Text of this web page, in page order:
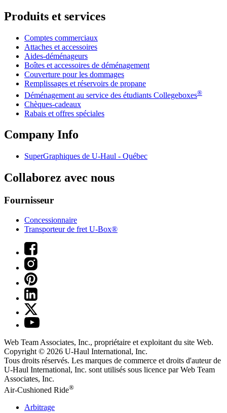
Produits et services
Comptes commerciaux
Attaches et accessoires
Aides-déménageurs
Boîtes et accessoires de déménagement
Couverture pour les dommages
Remplissages et réservoirs de propane
Déménagement au service des étudiants Collegeboxes®
Chèques-cadeaux
Rabais et offres spéciales
Company Info
SuperGraphiques de U-Haul - Québec
Collaborez avec nous
Fournisseur
Concessionnaire
Transporteur de fret U-Box®
Web Team Associates, Inc., propriétaire et exploitant du site Web.
Copyright © 2026 U-Haul International, Inc.
Tous droits réservés. Les marques de commerce et droits d'auteur de
U-Haul International, Inc. sont utilisés sous licence par Web Team
Associates, Inc.
Air-Cushioned Ride®
Arbitrage